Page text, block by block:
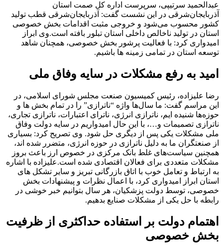
عبدالحمید سرتیپی، سرپرست اداره کل صمت استان
آذربایجان‌شرقی در این نشست گفت: آذربایجان‌شرقی قطب تولید
کشور محسوب می‌شود و خروجی مثبت اقدامات بخش خصوصی
استان در تولید ناخالص داخلی استان تبلور بافته است.وی ابراز
امیدواری کرد: با فعالیت پرشور بخش خصوصی، همچنان شاهد
توسعه استان در تمامی زمینه ها باشیم.
امید به رفع مشکلات در سایه وفاق ملی
رضا علیزاده، رئیس کمیسیون صنعت مجلس شورای اسلامی، در
این مراسم گفت: ما سال‌ها واژه “ناترازی” را در تمام بخش ها و
حوزه‌ها شنیده ایم، ناترازی انرژی، ناترای اعتبارات، ناترازی تجاری،
ناترازی تصمیمات و…، با این حال امیدواریم در سایه دولت وفاق
ملی مشکلات یکی پس از دیگری حل شود. وی تصریح کرد: بسیاری
از صنعتگران ما به دلیل ناترازی در حوزه انرژی، متضرر شده اند،
همچنین سیاست‌های غلط بانک مرکزی در خصوص ارز باعث بروز
مشکلات متعددی برای فعالان اقتصادی شده است.علیزاده با اشاره
به ارتباط و تعامل خوب با اتاق بازرگانی تبریز و سایر تشکل های
استان ابراز امیدواری کرد، با اعمال نظرات و پیشنهادات بخش
خصوصی، توسط دولت پزشکیان، هر سال بتوانیم خبر خوشی در
رابطه با حل یکی از مشکلات صنایع بدهیم.
اهتمام دولت بر استفاده حداکثری از ظرفیت
بخش خصوصی